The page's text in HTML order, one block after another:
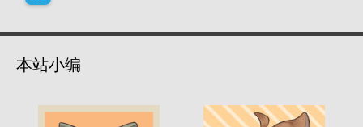
本站小编